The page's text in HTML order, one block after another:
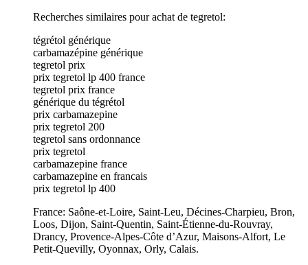
Recherches similaires pour achat de tegretol:
tégrétol générique
carbamazépine générique
tegretol prix
prix tegretol lp 400 france
tegretol prix france
générique du tégrétol
prix carbamazepine
prix tegretol 200
tegretol sans ordonnance
prix tegretol
carbamazepine france
carbamazepine en francais
prix tegretol lp 400
France: Saône-et-Loire, Saint-Leu, Décines-Charpieu, Bron,
Loos, Dijon, Saint-Quentin, Saint-Étienne-du-Rouvray,
Drancy, Provence-Alpes-Côte d’Azur, Maisons-Alfort, Le
Petit-Quevilly, Oyonnax, Orly, Calais.